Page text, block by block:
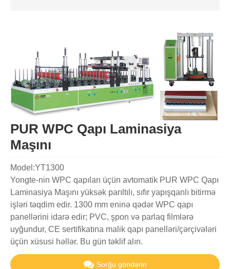
PUR WPC Qapı Laminasiya
Maşını
Model:YT1300
Yongte-nin WPC qapıları üçün avtomatik PUR WPC Qapı
Laminasiya Maşını yüksək parıltılı, sıfır yapışqanlı bitirmə
işləri təqdim edir. 1300 mm eninə qədər WPC qapı
panellərini idarə edir; PVC, şpon və parlaq filmlərə
uyğundur, CE sertifikatına malik qapı panelləri/çərçivələri
üçün xüsusi həllər. Bu gün təklif alın.
Sorğu göndərin